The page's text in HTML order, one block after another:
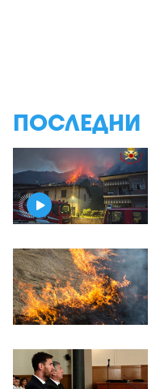
ПОСЛЕДНИ